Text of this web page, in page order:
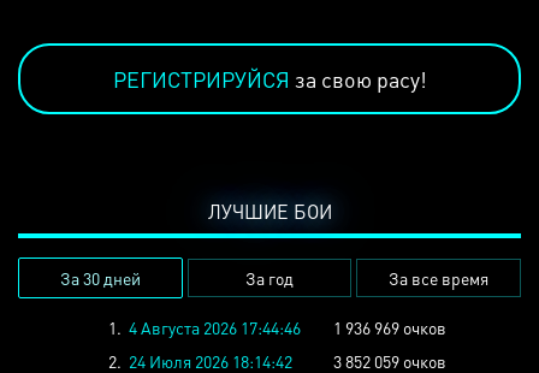
РЕГИСТРИРУЙСЯ за свою расу!
ЛУЧШИЕ БОИ
За 30 дней За год За все время
1. 4 Августа 2026 17:44:46
1 936 969 очков
2. 24 Июля 2026 18:14:42
3 852 059 очков